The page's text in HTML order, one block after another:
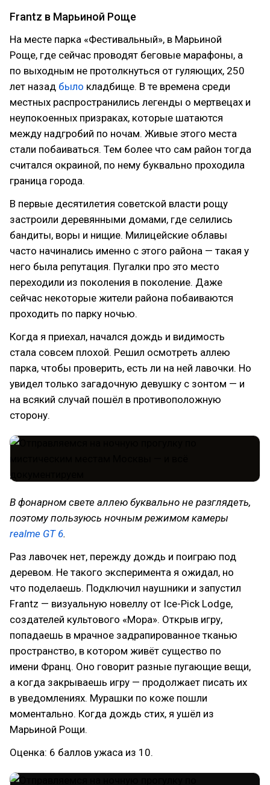
Frantz в Марьиной Роще
На месте парка «Фестивальный», в Марьиной
Роще, где сейчас проводят беговые марафоны, а
по выходным не протолкнуться от гуляющих, 250
лет назад было кладбище. В те времена среди
местных распространились легенды о мертвецах и
неупокоенных призраках, которые шатаются
между надгробий по ночам. Живые этого места
стали побаиваться. Тем более что сам район тогда
считался окраиной, по нему буквально проходила
граница города.
В первые десятилетия советской власти рощу
застроили деревянными домами, где селились
бандиты, воры и нищие. Милицейские облавы
часто начинались именно с этого района — такая у
него была репутация. Пугалки про это место
переходили из поколения в поколение. Даже
сейчас некоторые жители района побаиваются
проходить по парку ночью.
Когда я приехал, начался дождь и видимость
стала совсем плохой. Решил осмотреть аллею
парка, чтобы проверить, есть ли на ней лавочки. Но
увидел только загадочную девушку с зонтом — и
на всякий случай пошёл в противоположную
сторону.
В фонарном свете аллею буквально не разглядеть,
поэтому пользуюсь ночным режимом камеры
realme GT 6.
Раз лавочек нет, пережду дождь и поиграю под
деревом. Не такого эксперимента я ожидал, но
что поделаешь. Подключил наушники и запустил
Frantz — визуальную новеллу от Ice-Pick Lodge,
создателей культового «Мора». Открыв игру,
попадаешь в мрачное задрапированное тканью
пространство, в котором живёт существо по
имени Франц. Оно говорит разные пугающие вещи,
а когда закрываешь игру — продолжает писать их
в уведомлениях. Мурашки по коже пошли
моментально. Когда дождь стих, я ушёл из
Марьиной Рощи.
Оценка: 6 баллов ужаса из 10.